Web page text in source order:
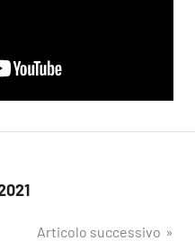
Articolo successivo